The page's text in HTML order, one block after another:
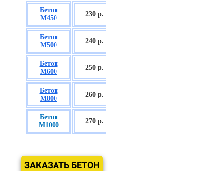
Бетон
М450
230 р.
Бетон
М500
240 р.
Бетон
М600
250 р.
Бетон
М800
260 р.
Бетон
М1000
270 р.
ЗАКАЗАТЬ БЕТОН